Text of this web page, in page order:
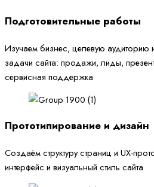
Подготовительные работы
Изучаем бизнес, целевую аудиторию
задачи сайта: продажи, лиды,
сервисная поддержка
Прототипирование и дизайн
Создаём структуру страниц и UX-
интерфейс и визуальный стиль сайта